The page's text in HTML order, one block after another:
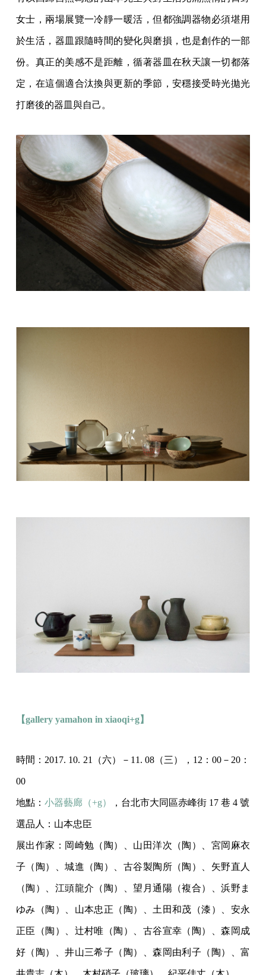
女士，兩場展覽一冷靜一暖活，但都強調器物必須堪用
於生活，器皿跟隨時間的變化與磨損，也是創作的一部
份。真正的美感不是距離，循著器皿在秋天讓一切都落
定，在這個適合汰換與更新的季節，安穩接受時光拋光
打磨後的器皿與自己。
【gallery yamahon in xiaoqi+g】
時間：2017. 10. 21（六）－11. 08（三），12：00－20：
00
地點： 小器藝廊（+g） ，台北市大同區赤峰街 17 巷 4 號
選品人：山本忠臣
展出作家：岡崎勉（陶）、山田洋次（陶）、宮岡麻衣
子（陶）、城進（陶）、古谷製陶所（陶）、矢野直人
（陶）、江頭龍介（陶）、望月通陽（複合）、浜野ま
ゆみ（陶）、山本忠正（陶）、土田和茂（漆）、安永
正臣（陶）、辻村唯（陶）、古谷宣幸（陶）、森岡成
好（陶）、井山三希子（陶）、森岡由利子（陶）、富